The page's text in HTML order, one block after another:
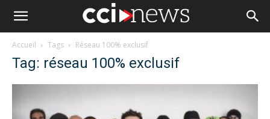
Accueil Tags Réseau 100% exclusif
Tag: réseau 100% exclusif